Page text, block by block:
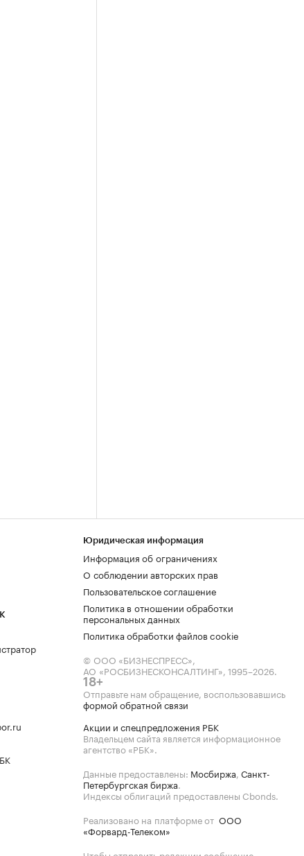
Юридическая информация
Информация об ограничениях
О соблюдении авторских прав
Пользовательское соглашение
Политика в отношении обработки
персональных данных
Политика обработки файлов cookie
© ООО «БИЗНЕСПРЕСС»,
АО «РОСБИЗНЕСКОНСАЛТИНГ», 1995–2026.
18+
Отправьте нам обращение, воспользовавшись
формой обратной связи
Акции и спецпредложения РБК
Владельцем сайта является информационное
агентство «РБК».
Данные предоставлены: Мосбиржа, Санкт-
Петербургская биржа.
Индексы облигаций предоставлены Cbonds.
Реализовано на платформе от ООО
«Форвард-Телеком»